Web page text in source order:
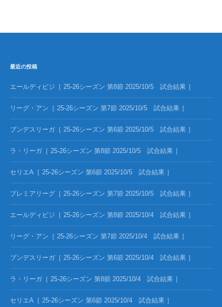
最近の投稿
エールディビジ［ 25-26シーズン 第8節 2025/10/5 試合結果 ］
リーグ・アン［ 25-26シーズン 第7節 2025/10/5 試合結果 ］
ブンデスリーガ［ 25-26シーズン 第6節 2025/10/5 試合結果 ］
ラ・リーガ［ 25-26シーズン 第8節 2025/10/5 試合結果 ］
セリエA［ 25-26シーズン 第6節 2025/10/5 試合結果 ］
プレミアリーグ［ 25-26シーズン 第7節 2025/10/5 試合結果 ］
エールディビジ［ 25-26シーズン 第8節 2025/10/4 試合結果 ］
リーグ・アン［ 25-26シーズン 第7節 2025/10/4 試合結果 ］
ブンデスリーガ［ 25-26シーズン 第6節 2025/10/4 試合結果 ］
ラ・リーガ［ 25-26シーズン 第8節 2025/10/4 試合結果 ］
セリエA［ 25-26シーズン 第6節 2025/10/4 試合結果 ］